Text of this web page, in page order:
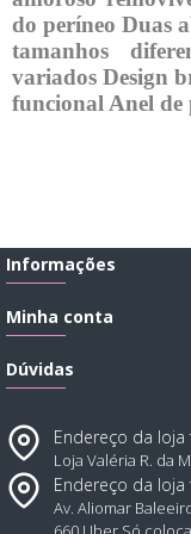
do períneo Duas
tamanhos
variados Design
funcional Anel
Informações
Minha conta
Dúvidas
Endereço da loja
Loja Valéria R. da
Endereço da loja
Av. Aliomar